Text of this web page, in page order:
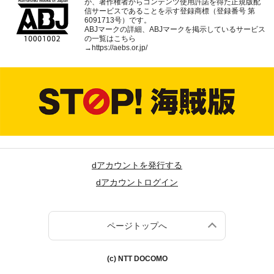
信サービスであることを示す登録商標（登録番号 第
6091713号）です。
ABJマークの詳細、ABJマークを掲示しているサービス
の一覧はこちら
→https://aebs.or.jp/
dアカウントを発行する
dアカウントログイン
ページトップへ
(c) NTT DOCOMO